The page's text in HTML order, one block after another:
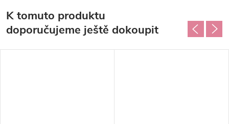
K tomuto produktu
doporučujeme ještě dokoupit